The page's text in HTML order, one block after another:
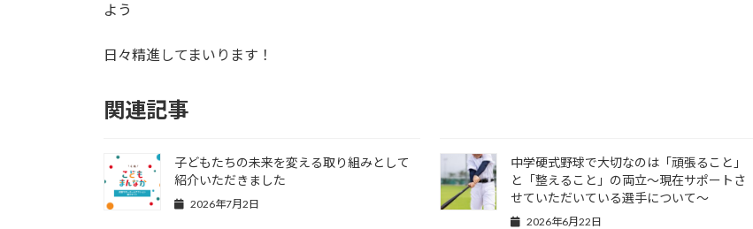
よう
日々精進してまいります！
関連記事
子どもたちの未来を変える取り組みとして
紹介いただきました
2026年7月2日
中学硬式野球で大切なのは「頑張ること」
と「整えること」の両立〜現在サポートさ
せていただいている選手について〜
2026年6月22日